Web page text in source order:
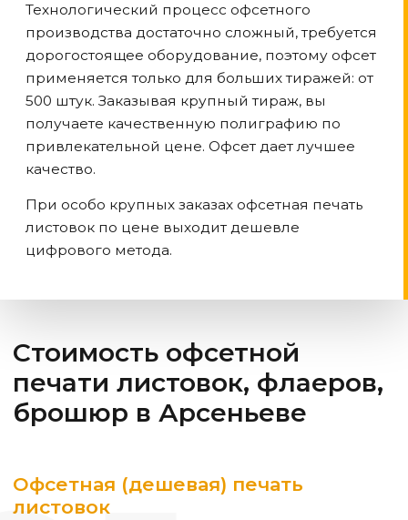
Технологический процесс офсетного
производства достаточно сложный, требуется
дорогостоящее оборудование, поэтому офсет
применяется только для больших тиражей: от
500 штук. Заказывая крупный тираж, вы
получаете качественную полиграфию по
привлекательной цене. Офсет дает лучшее
качество.
При особо крупных заказах офсетная печать
листовок по цене выходит дешевле
цифрового метода.
Стоимость офсетной
печати листовок, флаеров,
брошюр в Арсеньеве
Офсетная (дешевая) печать
листовок